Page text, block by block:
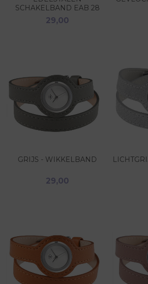
SCHAKELBAND EAB 28
29,00
GRIJS - WIKKELBAND
29,00